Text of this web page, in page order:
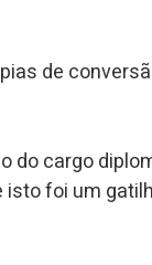
de
do cargo
isto foi um